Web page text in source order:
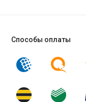
Способы оплаты